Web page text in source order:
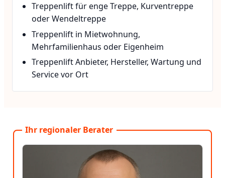
Treppenlift für enge Treppe, Kurventreppe
oder Wendeltreppe
Treppenlift in Mietwohnung,
Mehrfamilienhaus oder Eigenheim
Treppenlift Anbieter, Hersteller, Wartung und
Service vor Ort
Ihr regionaler Berater